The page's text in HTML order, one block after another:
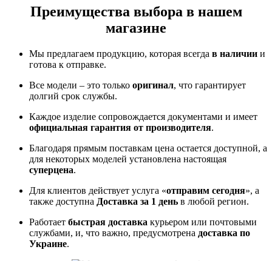
Преимущества выбора в нашем
магазине
Мы предлагаем продукцию, которая всегда в наличии и
готова к отправке.
Все модели – это только оригинал, что гарантирует
долгий срок службы.
Каждое изделие сопровождается документами и имеет
официальная гарантия от производителя.
Благодаря прямым поставкам цена остается доступной, а
для некоторых моделей установлена настоящая
суперцена.
Для клиентов действует услуга «отправим сегодня», а
также доступна Доставка за 1 день в любой регион.
Работает быстрая доставка курьером или почтовыми
службами, и, что важно, предусмотрена доставка по
Украине.